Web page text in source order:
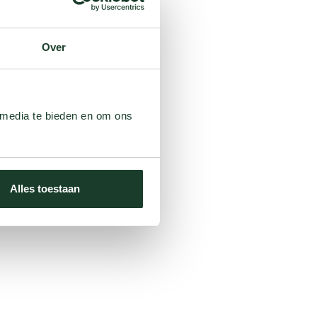
Over
te bieden en om ons
Alles toestaan